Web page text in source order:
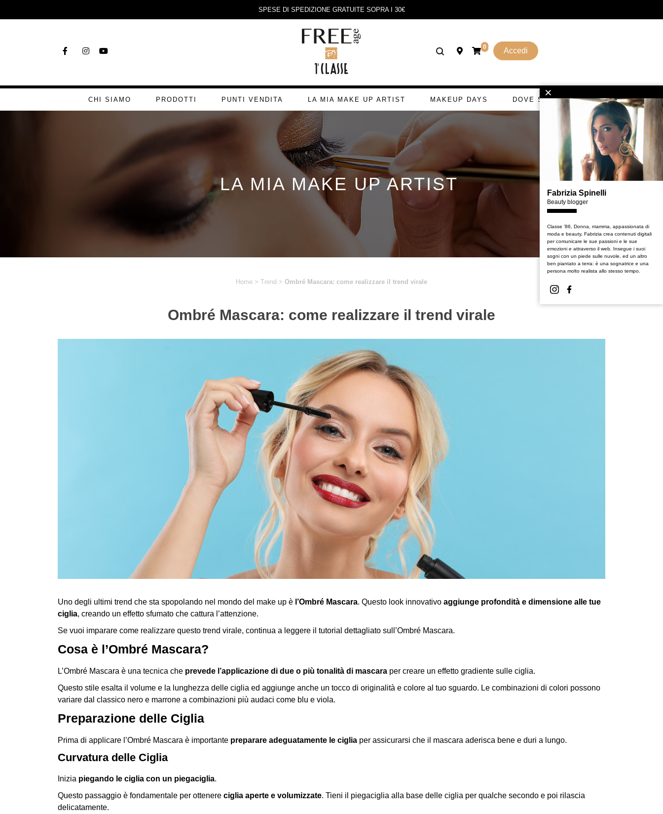
SPESE DI SPEDIZIONE GRATUITE SOPRA I 30€
0 Accedi
CHI SIAMO PRODOTTI PUNTI VENDITA LA MIA MAKE UP ARTIST MAKEUP DAYS DOVE SI GETTA
LA MIA MAKE UP ARTIST
Home > Trend > Ombré Mascara: come realizzare il trend virale
Ombré Mascara: come realizzare il trend virale
Uno degli ultimi trend che sta spopolando nel mondo del make up è l’Ombré Mascara. Questo look innovativo aggiunge profondità e dimensione alle tue
ciglia, creando un effetto sfumato che cattura l’attenzione.
Se vuoi imparare come realizzare questo trend virale, continua a leggere il tutorial dettagliato sull’Ombré Mascara.
Cosa è l’Ombré Mascara?
L’Ombré Mascara è una tecnica che prevede l’applicazione di due o più tonalità di mascara per creare un effetto gradiente sulle ciglia.
Questo stile esalta il volume e la lunghezza delle ciglia ed aggiunge anche un tocco di originalità e colore al tuo sguardo. Le combinazioni di colori possono
variare dal classico nero e marrone a combinazioni più audaci come blu e viola.
Preparazione delle Ciglia
Prima di applicare l’Ombré Mascara è importante preparare adeguatamente le ciglia per assicurarsi che il mascara aderisca bene e duri a lungo.
Curvatura delle Ciglia
Inizia piegando le ciglia con un piegaciglia.
Questo passaggio è fondamentale per ottenere ciglia aperte e volumizzate. Tieni il piegaciglia alla base delle ciglia per qualche secondo e poi rilascia
delicatamente.
×
Fabrizia Spinelli
Beauty blogger
Classe ’86, Donna, mamma, appassionata di
moda e beauty, Fabrizia crea contenuti digitali
per comunicare le sue passioni e le sue
emozioni e attraverso il web. Insegue i suoi
sogni con un piede sulle nuvole, ed un altro
ben piantato a terra: è una sognatrice e una
persona molto realista allo stesso tempo.